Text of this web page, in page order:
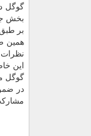
گوگل
بخش
بر
همین
نظرات
این
گوگل
در